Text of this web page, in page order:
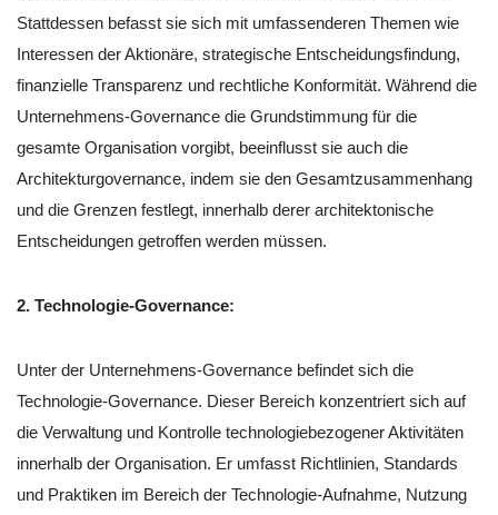
Stattdessen befasst sie sich mit umfassenderen Themen wie
Interessen der Aktionäre, strategische Entscheidungsfindung,
finanzielle Transparenz und rechtliche Konformität. Während die
Unternehmens-Governance die Grundstimmung für die
gesamte Organisation vorgibt, beeinflusst sie auch die
Architekturgovernance, indem sie den Gesamtzusammenhang
und die Grenzen festlegt, innerhalb derer architektonische
Entscheidungen getroffen werden müssen.
2. Technologie-Governance:
Unter der Unternehmens-Governance befindet sich die
Technologie-Governance. Dieser Bereich konzentriert sich auf
die Verwaltung und Kontrolle technologiebezogener Aktivitäten
innerhalb der Organisation. Er umfasst Richtlinien, Standards
und Praktiken im Bereich der Technologie-Aufnahme, Nutzung